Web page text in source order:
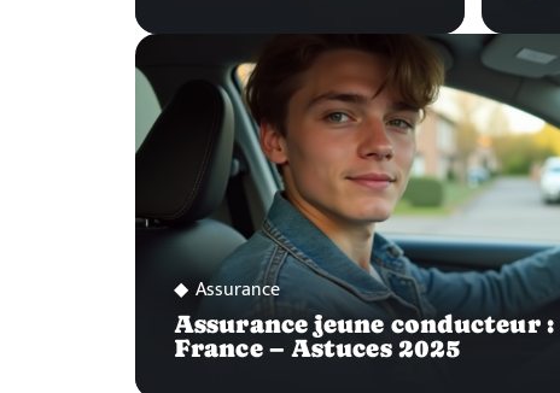
Assurance
Assurance jeune conducteur
France – Astuces 2025